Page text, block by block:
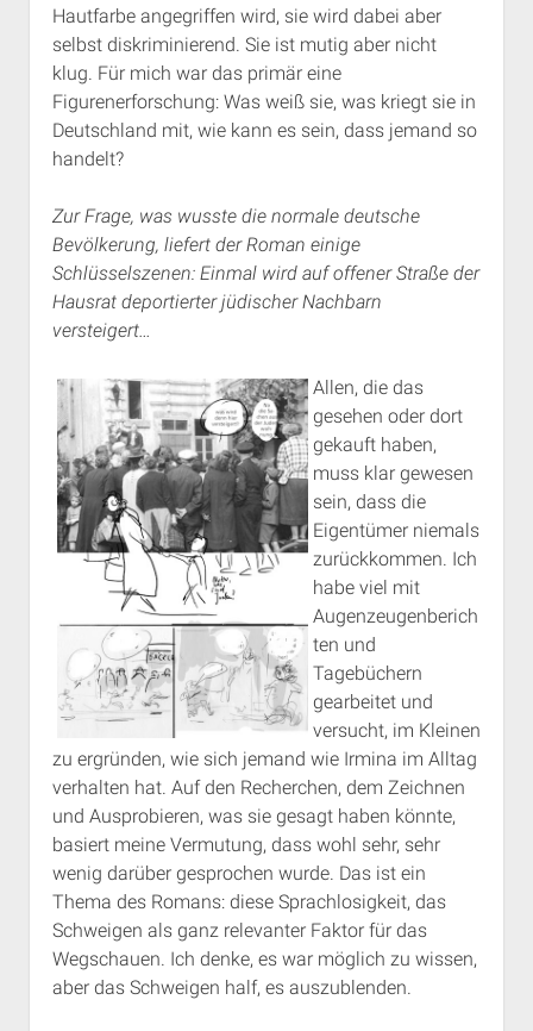
Hautfarbe angegriffen wird, sie wird dabei aber
selbst diskriminierend. Sie ist mutig aber nicht
klug. Für mich war das primär eine
Figurenerforschung: Was weiß sie, was kriegt sie in
Deutschland mit, wie kann es sein, dass jemand so
handelt?
Zur Frage, was wusste die normale deutsche
Bevölkerung, liefert der Roman einige
Schlüsselszenen: Einmal wird auf offener Straße der
Hausrat deportierter jüdischer Nachbarn
versteigert…
Allen, die das
gesehen oder dort
gekauft haben,
muss klar gewesen
sein, dass die
Eigentümer niemals
zurückkommen. Ich
habe viel mit
Augenzeugenberich
ten und
Tagebüchern
gearbeitet und
versucht, im Kleinen
zu ergründen, wie sich jemand wie Irmina im Alltag
verhalten hat. Auf den Recherchen, dem Zeichnen
und Ausprobieren, was sie gesagt haben könnte,
basiert meine Vermutung, dass wohl sehr, sehr
wenig darüber gesprochen wurde. Das ist ein
Thema des Romans: diese Sprachlosigkeit, das
Schweigen als ganz relevanter Faktor für das
Wegschauen. Ich denke, es war möglich zu wissen,
aber das Schweigen half, es auszublenden.